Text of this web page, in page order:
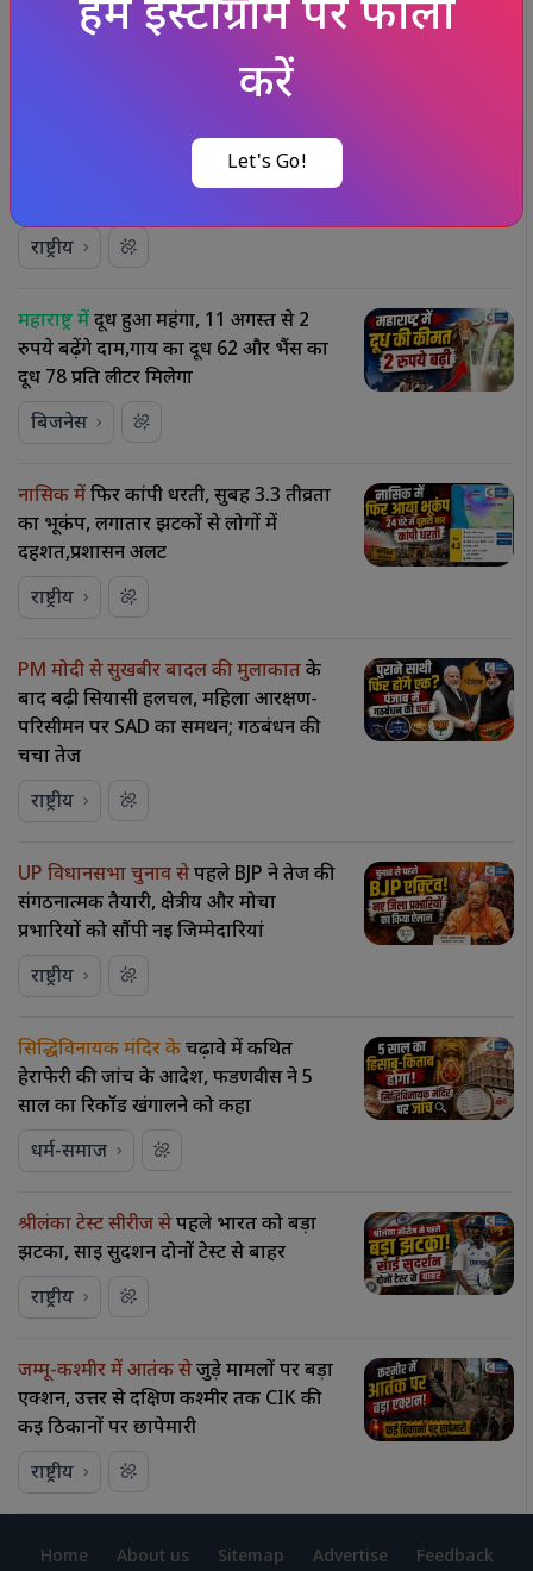
हमें इंस्टाग्राम पर फॉलो
करें
Let's Go!
NEET विवाद और Gen Z को लेकर बोले-
कुछ लोगों ने युवाओं को गुमराह करने की
राष्ट्रीय
महाराष्ट्र मेंदूध हुआ महंगा, 11 अगस्त से 2
रुपये बढ़ेंगे दाम,गाय का दूध ₹62 और भैंस का
दूध ₹78 प्रति लीटर मिलेगा
बिजनेस
नासिक मेंफिर कांपी धरती, सुबह 3.3 तीव्रता
का भूकंप, लगातार झटकों से लोगों में
दहशत,प्रशासन अलर्ट
राष्ट्रीय
PM मोदी से सुखबीर बादल की मुलाकातके
बाद बढ़ी सियासी हलचल, महिला आरक्षण-
परिसीमन पर SAD का समर्थन; गठबंधन की
चर्चा तेज
राष्ट्रीय
UP विधानसभा चुनाव सेपहले BJP ने तेज की
संगठनात्मक तैयारी, क्षेत्रीय और मोर्चा
प्रभारियों को सौंपी नई जिम्मेदारियां
राष्ट्रीय
सिद्धिविनायक मंदिर केचढ़ावे में कथित
हेराफेरी की जांच के आदेश, फडणवीस ने 5
साल का रिकॉर्ड खंगालने को कहा
धर्म-समाज
श्रीलंका टेस्ट सीरीज सेपहले भारत को बड़ा
झटका, साई सुदर्शन दोनों टेस्ट से बाहर
राष्ट्रीय
जम्मू-कश्मीर में आतंक सेजुड़े मामलों पर बड़ा
एक्शन, उत्तर से दक्षिण कश्मीर तक CIK की
कई ठिकानों पर छापेमारी
राष्ट्रीय
Home About us Sitemap Advertise
Feedback